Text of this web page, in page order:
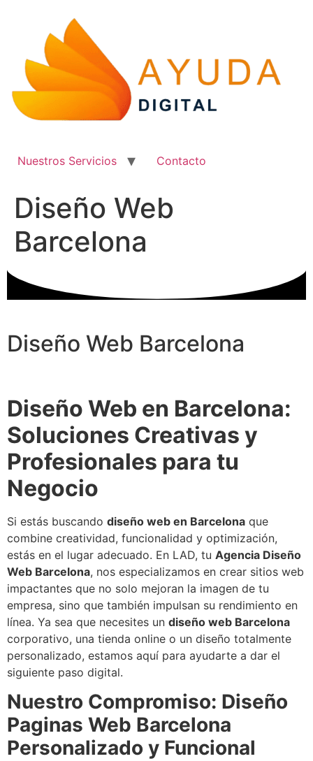
contenido
Nuestros Servicios Contacto
Diseño Web
Barcelona
Diseño Web Barcelona
Diseño Web en Barcelona:
Soluciones Creativas y
Profesionales para tu
Negocio
Si estás buscando diseño web en Barcelona que
combine creatividad, funcionalidad y optimización,
estás en el lugar adecuado. En LAD, tu Agencia Diseño
Web Barcelona, nos especializamos en crear sitios web
impactantes que no solo mejoran la imagen de tu
empresa, sino que también impulsan su rendimiento en
línea. Ya sea que necesites un diseño web Barcelona
corporativo, una tienda online o un diseño totalmente
personalizado, estamos aquí para ayudarte a dar el
siguiente paso digital.
Nuestro Compromiso: Diseño
Paginas Web Barcelona
Personalizado y Funcional